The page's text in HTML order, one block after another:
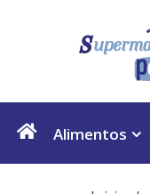
Alimentos